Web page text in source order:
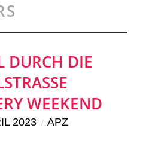
DURCH DIE
WEEKEND
2023 APZ